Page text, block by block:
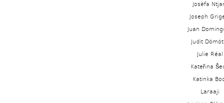
Josèfa
Joseph
Juan
Judit
Julie Réal
Kateřina
Katinka
Laraaji